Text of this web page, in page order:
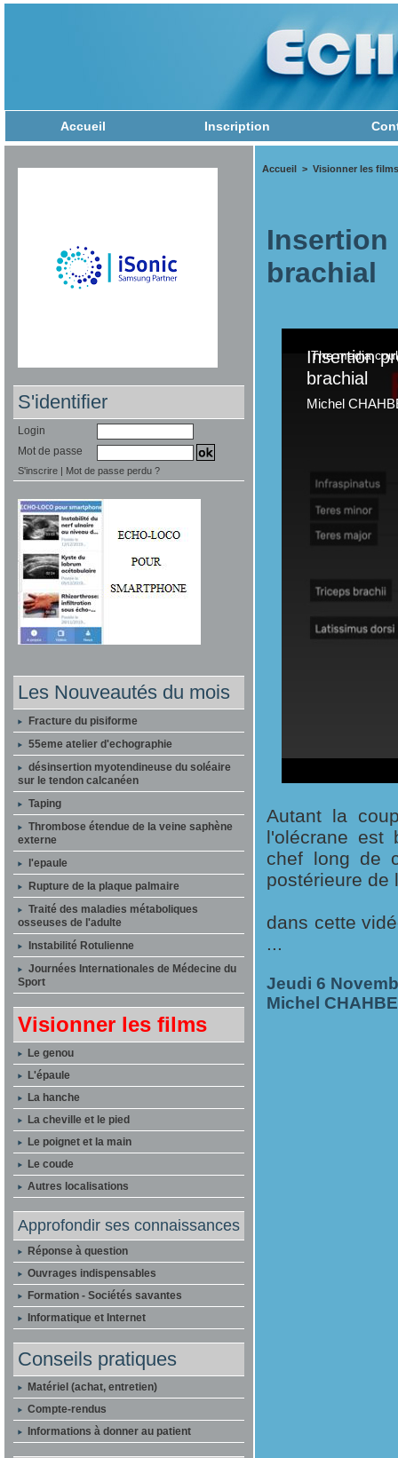
Accueil Inscription
S'identifier
Login
Mot de passe
S'inscrire | Mot de passe perdu ?
Les Nouveautés du mois
Fracture du pisiforme
55eme atelier d'echographie
désinsertion myotendineuse du soléaire
sur le tendon calcanéen
Taping
Thrombose étendue de la veine saphène
externe
l'epaule
Rupture de la plaque palmaire
Traité des maladies métaboliques
osseuses de l'adulte
Instabilité Rotulienne
Journées Internationales de Médecine du
Sport
Visionner les films
Le genou
L'épaule
La hanche
La cheville et le pied
Le poignet et la main
Le coude
Autres localisations
Approfondir ses connaissances
Réponse à question
Ouvrages indispensables
Formation - Sociétés savantes
Informatique et Internet
Conseils pratiques
Matériel (achat, entretien)
Compte-rendus
Informations à donner au patient
Accueil > Visionner les
Insertion
brachial
Autant la
l'olécrane est
chef long de
postérieure de
dans cette
...
Jeudi 6
Michel